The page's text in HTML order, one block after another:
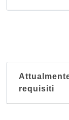
requisiti